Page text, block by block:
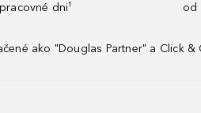
dni¹
od
ako "Douglas Partner" a Click &